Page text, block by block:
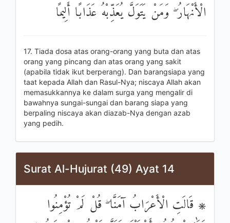
الْأَنْهَارُ ۖ وَمَنْ يَتَوَلَّ يُعَذِّبْهُ عَذَابًا أَلِيمًا
17. Tiada dosa atas orang-orang yang buta dan atas
orang yang pincang dan atas orang yang sakit
(apabila tidak ikut berperang). Dan barangsiapa yang
taat kepada Allah dan Rasul-Nya; niscaya Allah akan
memasukkannya ke dalam surga yang mengalir di
bawahnya sungai-sungai dan barang siapa yang
berpaling niscaya akan diazab-Nya dengan azab
yang pedih.
Surat Al-Hujurat (49) Ayat 14
۞ قَالَتِ الْأَعْرَابُ آمَنَّا ۖ قُلْ لَمْ تُؤْمِنُوا